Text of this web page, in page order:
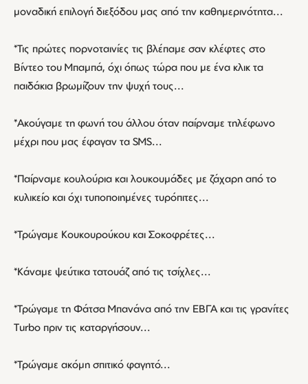
μοναδική επιλογή διεξόδου μας από την καθημερινότητα...
*Τις πρώτες πορνοταινίες τις βλέπαμε σαν κλέφτες στο
Βίντεο του Μπαμπά, όχι όπως τώρα που με ένα κλικ τα
παιδάκια βρωμίζουν την ψυχή τους...
*Ακούγαμε τη φωνή του άλλου όταν παίρναμε τηλέφωνο
μέχρι που μας έφαγαν τα SMS...
*Παίρναμε κουλούρια και λουκουμάδες με ζάχαρη από το
κυλικείο και όχι τυποποιημένες τυρόπιτες...
*Τρώγαμε Κουκουρούκου και Σοκοφρέτες...
*Κάναμε ψεύτικα τατουάζ από τις τσίχλες...
*Τρώγαμε τη Φάτσα Μπανάνα από την ΕΒΓΑ και τις γρανίτες
Turbo πριν τις καταργήσουν...
*Τρώγαμε ακόμη σπιτικό φαγητό...